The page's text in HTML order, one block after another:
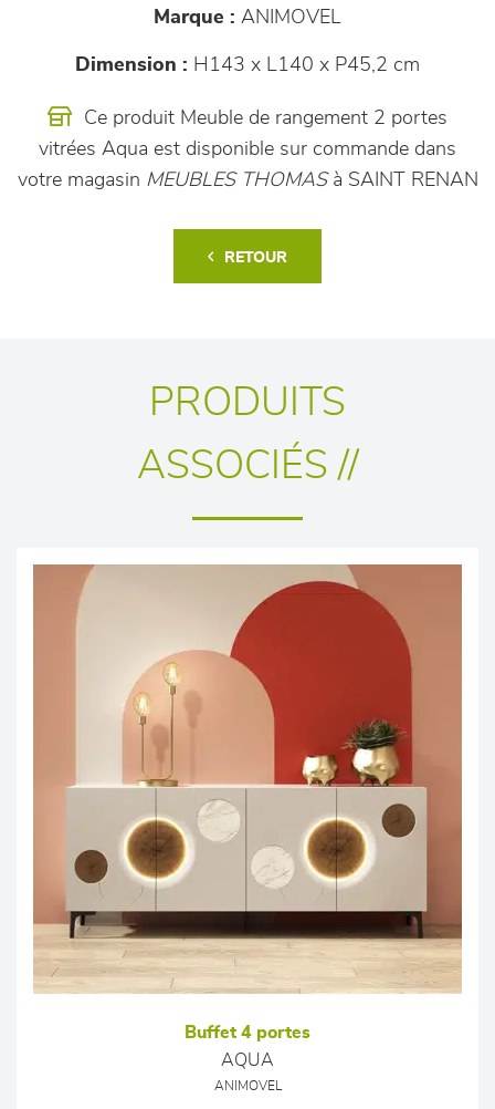
Marque : ANIMOVEL
Dimension : H143 x L140 x P45,2 cm
Ce produit Meuble de rangement 2 portes
vitrées Aqua est disponible sur commande dans
votre magasin MEUBLES THOMAS à SAINT RENAN
RETOUR
PRODUITS
ASSOCIÉS //
Buffet 4 portes
AQUA
ANIMOVEL